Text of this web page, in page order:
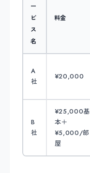
ー
ビ
ス
名
料金
A
社
¥20,000
B
社
¥25,000基
本＋
¥5,000/部
屋